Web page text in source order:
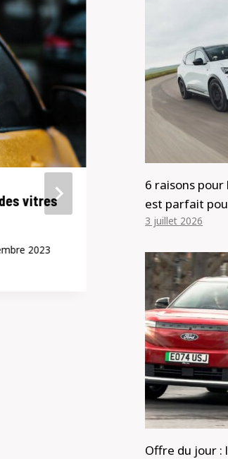
vitres
2023
Les
moins de 5 000 €
ParAlexis de Club
6 raisons pour
est parfait
3 juillet 2026
Offre du jour :